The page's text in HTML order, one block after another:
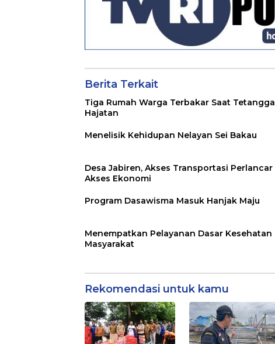
Berita Terkait
Tiga Rumah Warga Terbakar Saat Tetangga
Hajatan
Menelisik Kehidupan Nelayan Sei Bakau
Desa Jabiren, Akses Transportasi Perlancar
Akses Ekonomi
Program Dasawisma Masuk Hanjak Maju
Menempatkan Pelayanan Dasar Kesehatan
Masyarakat
Rekomendasi untuk kamu